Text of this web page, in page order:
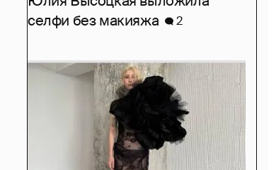
селфи без макияжа
2